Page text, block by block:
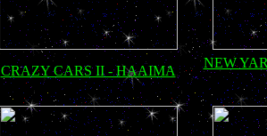
CRAZY CARS II - HAAIMA
NEW